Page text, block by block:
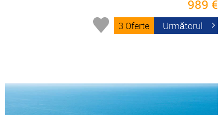
989 €
3 Oferte Următorul